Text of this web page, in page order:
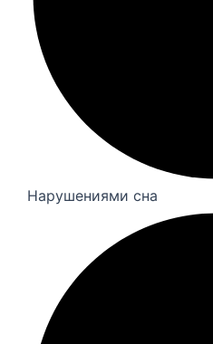
Нарушениями сна